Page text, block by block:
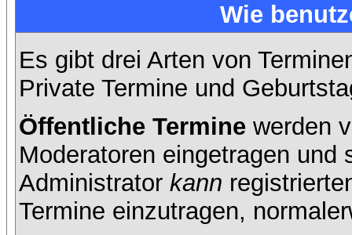
Wie
Es gibt drei Arten von
Private Termine und
Öffentliche Termine werden
Moderatoren eingetragen und
Administrator kann
Termine einzutragen,